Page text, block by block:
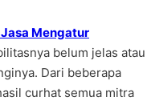
Mengatur
belum jelas atau
Dari beberapa
curhat semua mitra